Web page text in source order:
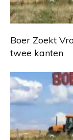
Boer Zoekt
twee kanten